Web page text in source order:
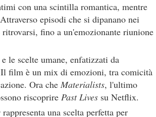
con una scintilla romantica, mentre
episodi che si dipanano nei
fino a un'emozionante riunione
le scelte umane, enfatizzati da
film è un mix di emozioni, tra comicità
Ora che Materialists, l'ultimo
riscoprire Past Lives su Netflix.
rappresenta una scelta perfetta per